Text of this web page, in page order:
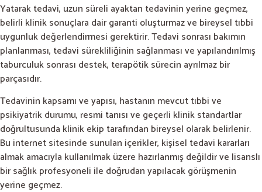
Yatarak tedavi, uzun süreli ayaktan tedavinin yerine geçmez,
belirli klinik sonuçlara dair garanti oluşturmaz ve bireysel tıbbi
uygunluk değerlendirmesi gerektirir. Tedavi sonrası bakımın
planlanması, tedavi sürekliliğinin sağlanması ve yapılandırılmış
taburculuk sonrası destek, terapötik sürecin ayrılmaz bir
parçasıdır.
Tedavinin kapsamı ve yapısı, hastanın mevcut tıbbi ve
psikiyatrik durumu, resmi tanısı ve geçerli klinik standartlar
doğrultusunda klinik ekip tarafından bireysel olarak belirlenir.
Bu internet sitesinde sunulan içerikler, kişisel tedavi kararları
almak amacıyla kullanılmak üzere hazırlanmış değildir ve lisanslı
bir sağlık profesyoneli ile doğrudan yapılacak görüşmenin
yerine geçmez.